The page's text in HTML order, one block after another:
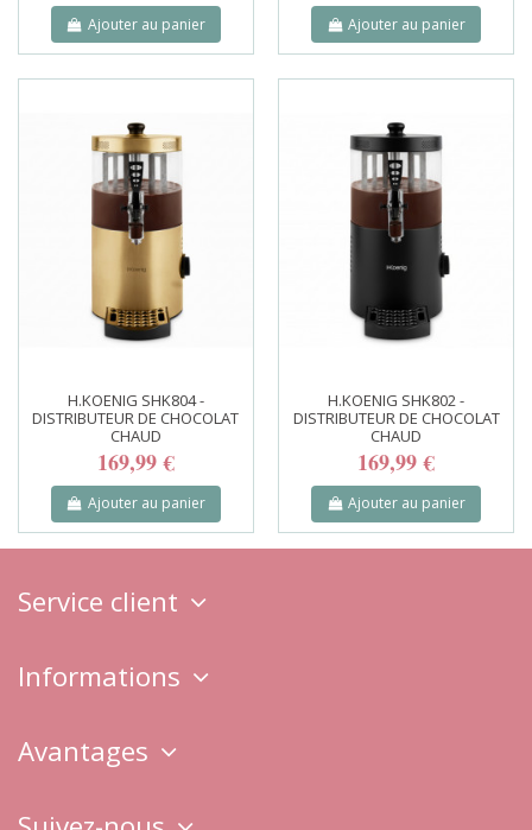
Ajouter au panier Ajouter au panier
H.KOENIG SHK804 -
DISTRIBUTEUR DE CHOCOLAT
CHAUD
169,99 €
Ajouter au panier
H.KOENIG SHK802 -
DISTRIBUTEUR DE CHOCOLAT
CHAUD
169,99 €
Ajouter au panier
Service client
Informations
Avantages